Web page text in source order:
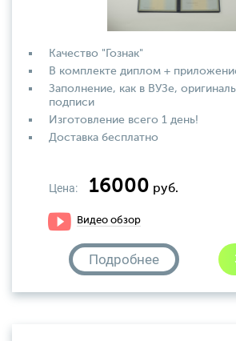
Качество "Гознак"
В комплекте диплом +
Заполнение, как в ВУЗе,
подписи
Изготовление всего 1 день!
Доставка бесплатно
Цена: 16000 руб.
Видео обзор
Подробнее